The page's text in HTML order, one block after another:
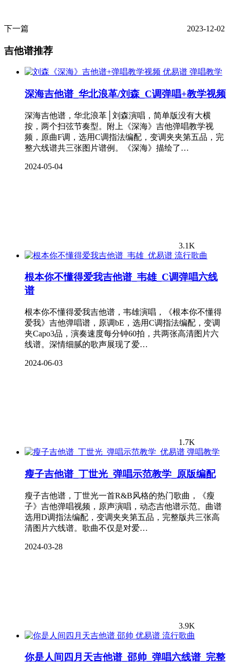
下一篇 2023-12-02
吉他谱推荐
弹唱教学
深海吉他谱_华北浪革/刘森_C调弹唱+教学视频
深海吉他谱，华北浪革│刘森演唱，简单版没有大横
按，两个扫弦节奏型。附上《深海》吉他弹唱教学视
频，原曲F调，选用C调指法编配，变调夹夹第五品，完
整六线谱共三张图片谱例。《深海》描绘了…
2024-05-04
3.1K
流行歌曲
根本你不懂得爱我吉他谱_韦雄_C调弹唱六线
谱
根本你不懂得爱我吉他谱，韦雄演唱，《根本你不懂得
爱我》吉他弹唱谱，原调bE，选用C调指法编配，变调
夹Capo3品，演奏速度每分钟60拍，共两张高清图片六
线谱。深情细腻的歌声展现了爱…
2024-06-03
1.7K
弹唱教学
瘦子吉他谱_丁世光_弹唱示范教学_原版编配
瘦子吉他谱，丁世光一首R&B风格的热门歌曲，《瘦
子》吉他弹唱视频，原声演唱，动态吉他谱示范。曲谱
选用D调指法编配，变调夹夹第五品，完整版共三张高
清图片六线谱。歌曲不仅是对爱…
2024-03-28
3.9K
流行歌曲
你是人间四月天吉他谱_邵帅_弹唱六线谱_完整